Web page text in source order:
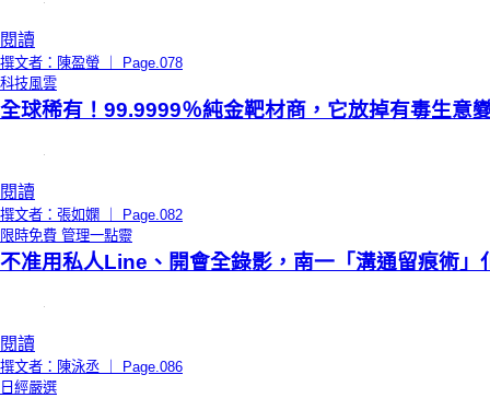
閱讀
撰文者：陳盈螢 ｜ Page.078
科技風雲
全球稀有！99.9999％純金靶材商，它放掉有毒生意
閱讀
撰文者：張如嫻 ｜ Page.082
限時免費 管理一點靈
不准用私人Line、開會全錄影，南一「溝通留痕術」
閱讀
撰文者：陳泳丞 ｜ Page.086
日經嚴選